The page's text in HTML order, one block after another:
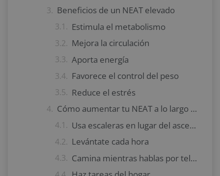
Beneficios de un NEAT elevado
Estimula el metabolismo
Mejora la circulación
Aporta energía
Favorece el control del peso
Reduce el estrés
Cómo aumentar tu NEAT a lo largo del día
Usa escaleras en lugar del ascensor
Levántate cada hora
Camina mientras hablas por teléfono